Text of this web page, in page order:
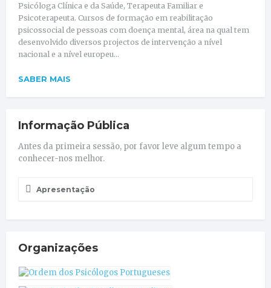
Psicóloga Clínica e da Saúde, Terapeuta Familiar e
Psicoterapeuta. Cursos de formação em reabilitação
psicossocial de pessoas com doença mental, área na qual tem
desenvolvido diversos projectos de intervenção a nível
nacional e a nível europeu...
SABER MAIS
Informação Pública
Antes da primeira sessão, por favor leve algum tempo a
conhecer-nos melhor.
Apresentação
Organizações